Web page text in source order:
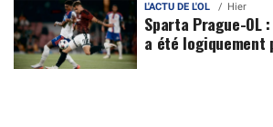
L'ACTU DE L'OL Hier
Sparta Prague-OL
a été logiquement